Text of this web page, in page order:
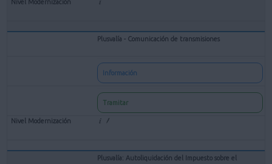
Plusvalía - Comunicación de transmisiones
Información
Tramitar
Plusvalía: Autoliquidación del Impuesto sobre el